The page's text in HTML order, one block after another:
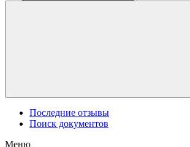
Последние отзывы
Поиск документов
Меню